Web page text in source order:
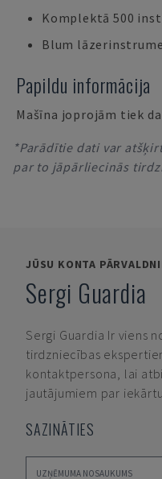
Komplektā 500
Blum
Papildu informācija
Mašīna joprojām tiek
*Parādītie dati var
par to jāpārliecinās
JŪSU KONTA
Sergi Guardia
Sergi Guardia Ir viens
tirdzniecības
kontaktpersona, lai
jautājumiem par
SAZINĀTIES